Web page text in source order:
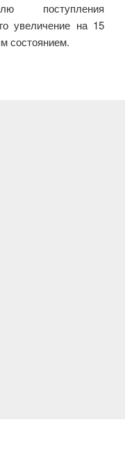
поступления
увеличение на 15
состоянием.